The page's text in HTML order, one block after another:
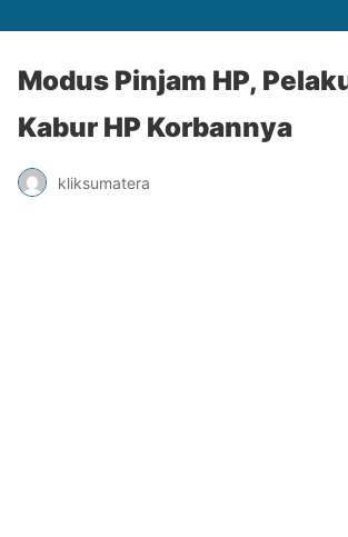
Modus Pinjam HP,
Kabur HP Korbannya
kliksumatera